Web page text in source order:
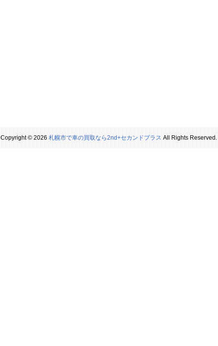
Copyright © 2026札幌市で車の買取なら2nd+セカンドプラス All Rights Reserved.